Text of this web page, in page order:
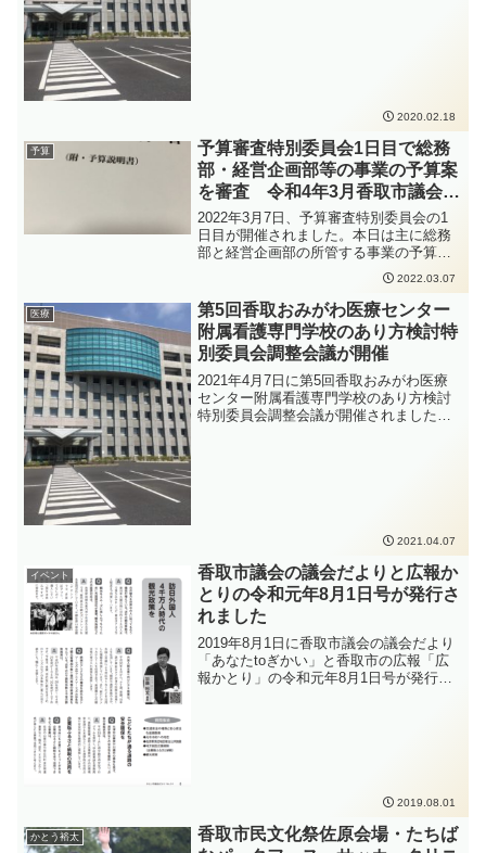
2020.02.18
予算
予算審査特別委員会1日目で総務
部・経営企画部等の事業の予算案
を審査 令和4年3月香取市議会定
例会
2022年3月7日、予算審査特別委員会の1
日目が開催されました。本日は主に総務
部と経営企画部の所管する事業の予算案
を審査いたしました。防災に関する事業
や市の財産の管理に関する事業、移住定
住に関する事業や税務に関する事業、過
疎地域に指定されることになったことな
ど、多岐にわたって質疑を行いました。
2022.03.07
医療
第5回香取おみがわ医療センター
附属看護専門学校のあり方検討特
別委員会調整会議が開催
2021年4月7日に第5回香取おみがわ医療
センター附属看護専門学校のあり方検討
特別委員会調整会議が開催されました。
2021.04.07
イベント
香取市議会の議会だよりと広報か
とりの令和元年8月1日号が発行さ
れました
2019年8月1日に香取市議会の議会だより
「あなたtoぎかい」と香取市の広報「広
報かとり」の令和元年8月1日号が発行さ
2019.08.01
かとう裕太
香取市民文化祭佐原会場・たちば